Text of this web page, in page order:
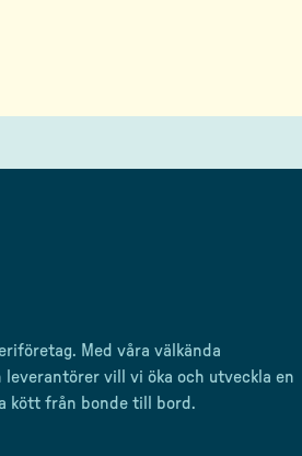
. Med våra välkända
leverantörer vill vi öka och utveckla en
kött från bonde till bord.